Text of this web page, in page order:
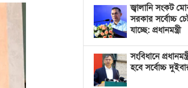
জ্বালানি সংকট
সরকার সর্বোচ্চ
যাচ্ছে: প্রধানমন্ত্রী
সংবিধানে
হবে সর্বোচ্চ দুইবার: